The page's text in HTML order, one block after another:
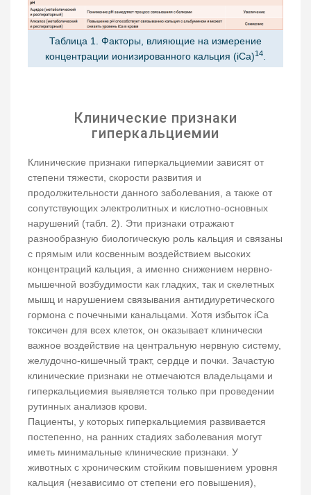
Таблица 1. Факторы, влияющие на измерение
концентрации ионизированного кальция (iCa)14.
Клинические признаки
гиперкальциемии
Клинические признаки гиперкальциемии зависят от
степени тяжести, скорости развития и
продолжительности данного заболевания, а также от
сопутствующих электролитных и кислотно-основных
нарушений (табл. 2). Эти признаки отражают
разнообразную биологическую роль кальция и связаны
с прямым или косвенным воздействием высоких
концентраций кальция, а именно снижением нервно-
мышечной возбудимости как гладких, так и скелетных
мышц и нарушением связывания антидиуретического
гормона с почечными канальцами. Хотя избыток iCa
токсичен для всех клеток, он оказывает клинически
важное воздействие на центральную нервную систему,
желудочно-кишечный тракт, сердце и почки. Зачастую
клинические признаки не отмечаются владельцами и
гиперкальциемия выявляется только при проведении
рутинных анализов крови.
Пациенты, у которых гиперкальциемия развивается
постепенно, на ранних стадиях заболевания могут
иметь минимальные клинические признаки. У
животных с хроническим стойким повышением уровня
кальция (независимо от степени его повышения),